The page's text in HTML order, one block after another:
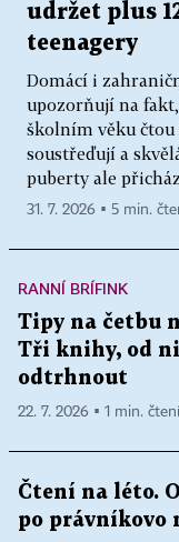
udržet plus
teenagery
Domácí i
upozorňují na
školním věku čtou
soustřeďují a
puberty ale
31. 7. 2026 ▪ 5 min.
RANNÍ BRÍFINK
Tipy na četbu
Tři knihy, od
odtrhnout
22. 7. 2026 ▪ 1 min. čtení
Čtení na léto.
po právníkovo